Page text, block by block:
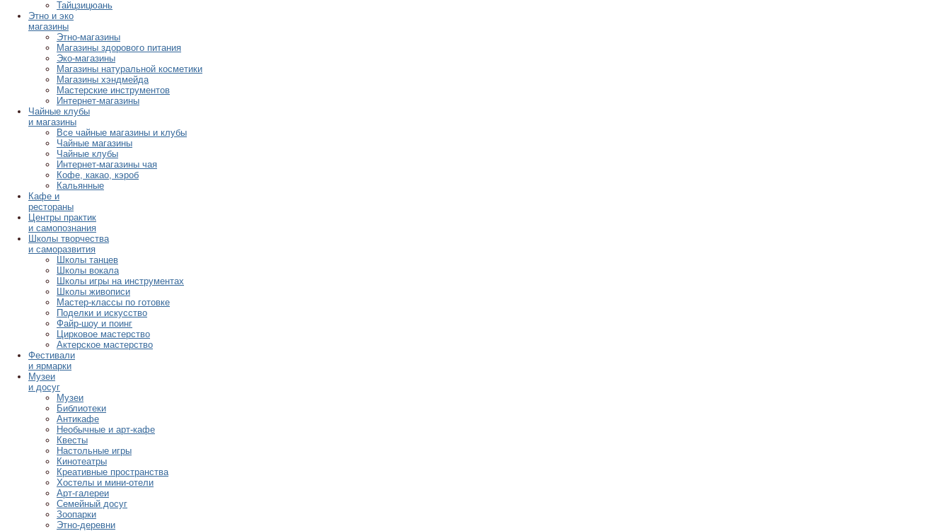
Тайцзицюань
Этно и эко
магазины
Этно-магазины
Магазины здорового питания
Эко-магазины
Магазины натуральной косметики
Магазины хэндмейда
Мастерские инструментов
Интернет-магазины
Чайные клубы
и магазины
Все чайные магазины и клубы
Чайные магазины
Чайные клубы
Интернет-магазины чая
Кофе, какао, кэроб
Кальянные
Кафе и
рестораны
Центры практик
и самопознания
Школы творчества
и саморазвития
Школы танцев
Школы вокала
Школы игры на инструментах
Школы живописи
Мастер-классы по готовке
Поделки и искусство
Файр-шоу и поинг
Цирковое мастерство
Актерское мастерство
Фестивали
и ярмарки
Музеи
и досуг
Музеи
Библиотеки
Антикафе
Необычные и арт-кафе
Квесты
Настольные игры
Кинотеатры
Креативные пространства
Хостелы и мини-отели
Арт-галереи
Семейный досуг
Зоопарки
Этно-деревни